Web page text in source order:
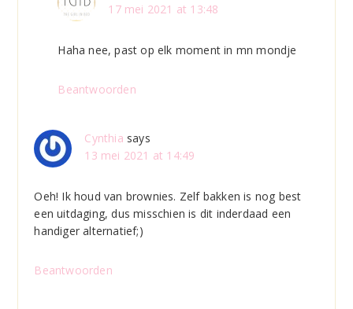
17 mei 2021 at 13:48
Haha nee, past op elk moment in mn mondje
Beantwoorden
Cynthia says
13 mei 2021 at 14:49
Oeh! Ik houd van brownies. Zelf bakken is nog best
een uitdaging, dus misschien is dit inderdaad een
handiger alternatief;)
Beantwoorden